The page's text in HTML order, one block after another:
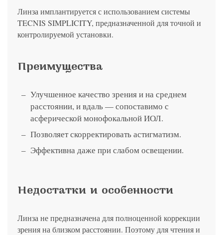
Линза имплантируется с использованием системы
TECNIS SIMPLICITY, предназначенной для точной и
контролируемой установки.
Преимущества
Улучшенное качество зрения и на среднем
расстоянии, и вдаль — сопоставимо с
асферической монофокальной ИОЛ.
Позволяет скорректировать астигматизм.
Эффективна даже при слабом освещении.
Недостатки и особенности
Линза не предназначена для полноценной коррекции
зрения на близком расстоянии. Поэтому для чтения и